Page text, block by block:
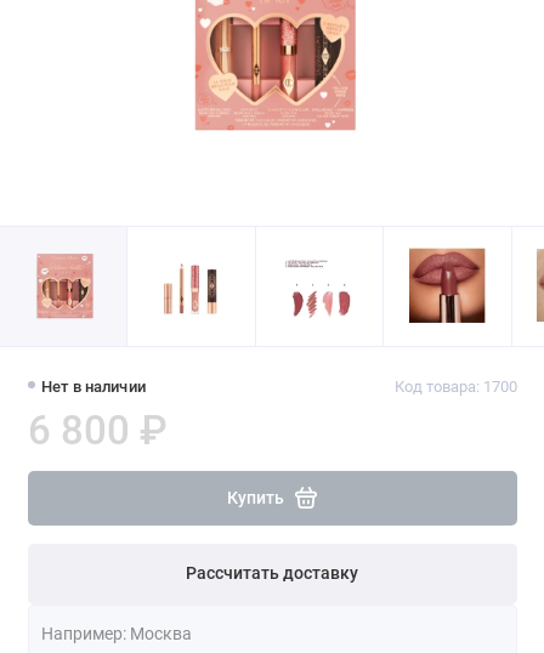
Нет в наличии Код товара: 1700
6 800 ₽
Купить
Рассчитать доставку